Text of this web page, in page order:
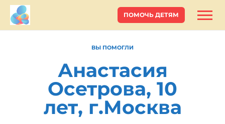
ПОМОЧЬ ДЕТЯМ
ВЫ ПОМОГЛИ
Анастасия
Осетрова, 10
лет, г.Москва